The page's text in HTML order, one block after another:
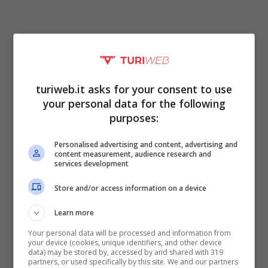
Un sogno che spesso può tramutarsi in
realtà. A tal fine giunge in nostro aiuto la
saggezza delle nonne, sempre pronte a
dispensare tanti piccoli consigli grazie a cui
rendere più agevole la gestione del focolare
turiweb.it asks for your consent to use
your personal data for the following
purposes:
Personalised advertising and content, advertising and
content measurement, audience research and
services development
Store and/or access information on a device
Learn more
Your personal data will be processed and information from
your device (cookies, unique identifiers, and other device
data) may be stored by, accessed by and shared with 319
partners, or used specifically by this site. We and our partners